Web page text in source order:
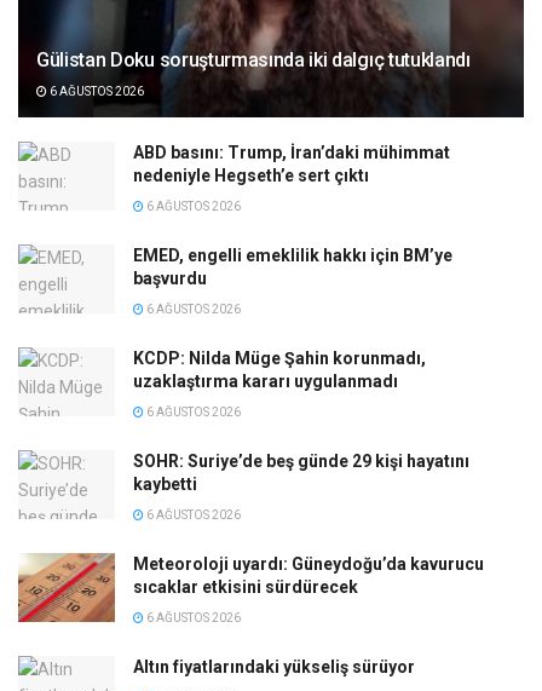
Gülistan Doku soruşturmasında iki dalgıç tutuklandı
6 AĞUSTOS 2026
ABD basını: Trump, İran’daki mühimmat
nedeniyle Hegseth’e sert çıktı
6 AĞUSTOS 2026
EMED, engelli emeklilik hakkı için BM’ye
başvurdu
6 AĞUSTOS 2026
KCDP: Nilda Müge Şahin korunmadı,
uzaklaştırma kararı uygulanmadı
6 AĞUSTOS 2026
SOHR: Suriye’de beş günde 29 kişi hayatını
kaybetti
6 AĞUSTOS 2026
Meteoroloji uyardı: Güneydoğu’da kavurucu
sıcaklar etkisini sürdürecek
6 AĞUSTOS 2026
Altın fiyatlarındaki yükseliş sürüyor